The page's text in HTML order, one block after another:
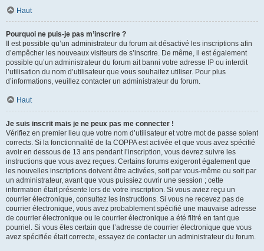
Haut
Pourquoi ne puis-je pas m’inscrire ?
Il est possible qu’un administrateur du forum ait désactivé les inscriptions afin
d’empêcher les nouveaux visiteurs de s’inscrire. De même, il est également
possible qu’un administrateur du forum ait banni votre adresse IP ou interdit
l’utilisation du nom d’utilisateur que vous souhaitez utiliser. Pour plus
d’informations, veuillez contacter un administrateur du forum.
Haut
Je suis inscrit mais je ne peux pas me connecter !
Vérifiez en premier lieu que votre nom d’utilisateur et votre mot de passe soient
corrects. Si la fonctionnalité de la COPPA est activée et que vous avez spécifié
avoir en dessous de 13 ans pendant l’inscription, vous devrez suivre les
instructions que vous avez reçues. Certains forums exigeront également que
les nouvelles inscriptions doivent être activées, soit par vous-même ou soit par
un administrateur, avant que vous puissiez ouvrir une session ; cette
information était présente lors de votre inscription. Si vous aviez reçu un
courrier électronique, consultez les instructions. Si vous ne recevez pas de
courrier électronique, vous avez probablement spécifié une mauvaise adresse
de courrier électronique ou le courrier électronique a été filtré en tant que
pourriel. Si vous êtes certain que l’adresse de courrier électronique que vous
avez spécifiée était correcte, essayez de contacter un administrateur du forum.